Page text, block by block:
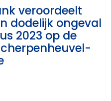
veroordeelt
dodelijk ongeval
2023 op de